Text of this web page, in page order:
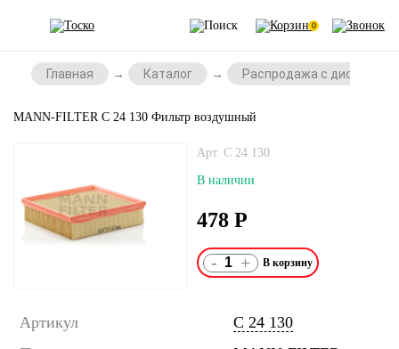
0
Главная Каталог Распродажа с дисконтом
MANN-FILTER C 24 130 Фильтр воздушный
Арт. C 24 130
В наличии
478 Р
- +
Артикул
C 24 130